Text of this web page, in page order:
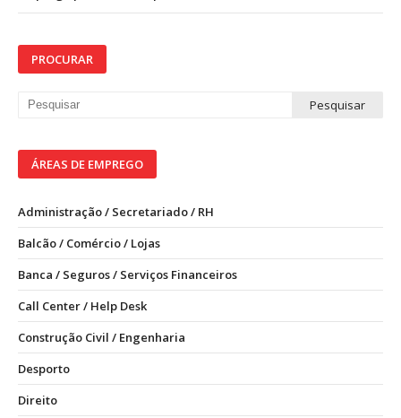
PROCURAR
ÁREAS DE EMPREGO
Administração / Secretariado / RH
Balcão / Comércio / Lojas
Banca / Seguros / Serviços Financeiros
Call Center / Help Desk
Construção Civil / Engenharia
Desporto
Direito